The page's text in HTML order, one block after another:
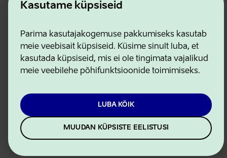
Kasutame küpsiseid
Parima kasutajakogemuse pakkumiseks kasutab
meie veebisait küpsiseid. Küsime sinult luba, et
kasutada küpsiseid, mis ei ole tingimata vajalikud
meie veebilehe põhifunktsioonide toimimiseks.
LUBA KÕIK
MUUDAN KÜPSISTE EELISTUSI